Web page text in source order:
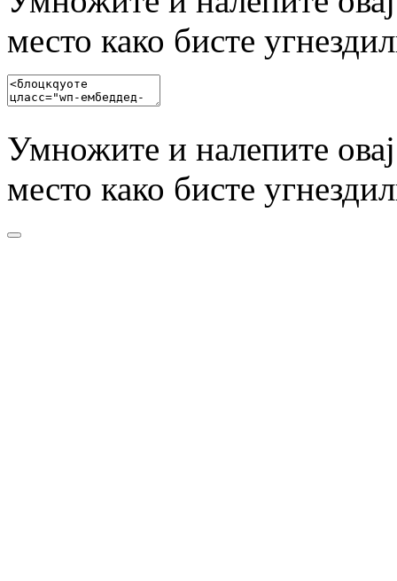
место како бисте
Умножите и налепите
место како бисте